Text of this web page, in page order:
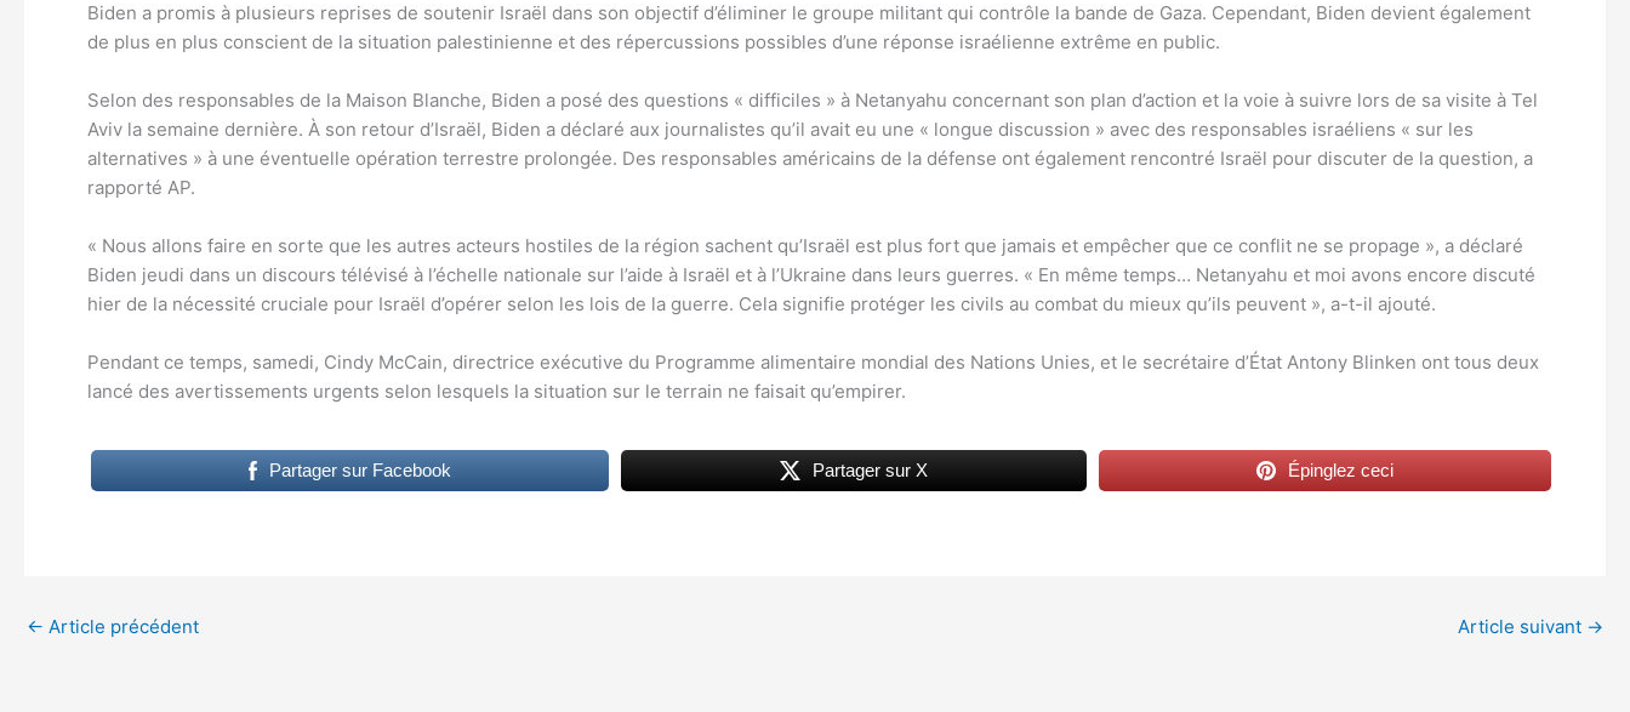
Biden a promis à plusieurs reprises de soutenir Israël dans son objectif d’éliminer le groupe militant qui contrôle la bande de Gaza. Cependant, Biden devient également
de plus en plus conscient de la situation palestinienne et des répercussions possibles d’une réponse israélienne extrême en public.
Selon des responsables de la Maison Blanche, Biden a posé des questions « difficiles » à Netanyahu concernant son plan d’action et la voie à suivre lors de sa visite à Tel
Aviv la semaine dernière. À son retour d’Israël, Biden a déclaré aux journalistes qu’il avait eu une « longue discussion » avec des responsables israéliens « sur les
alternatives » à une éventuelle opération terrestre prolongée. Des responsables américains de la défense ont également rencontré Israël pour discuter de la question, a
rapporté AP.
« Nous allons faire en sorte que les autres acteurs hostiles de la région sachent qu’Israël est plus fort que jamais et empêcher que ce conflit ne se propage », a déclaré
Biden jeudi dans un discours télévisé à l’échelle nationale sur l’aide à Israël et à l’Ukraine dans leurs guerres. « En même temps… Netanyahu et moi avons encore discuté
hier de la nécessité cruciale pour Israël d’opérer selon les lois de la guerre. Cela signifie protéger les civils au combat du mieux qu’ils peuvent », a-t-il ajouté.
Pendant ce temps, samedi, Cindy McCain, directrice exécutive du Programme alimentaire mondial des Nations Unies, et le secrétaire d’État Antony Blinken ont tous deux
lancé des avertissements urgents selon lesquels la situation sur le terrain ne faisait qu’empirer.
Partager sur Facebook Partager sur X Épinglez ceci
← Article précédent Article suivant →